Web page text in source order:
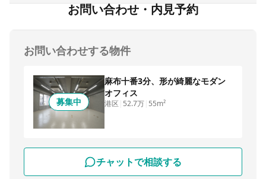
お問い合わせ・内見予約
お問い合わせする物件
募集中
麻布十番3分、形が綺麗なモダン
オフィス
港区 52.7万 55m²
チャットで相談する